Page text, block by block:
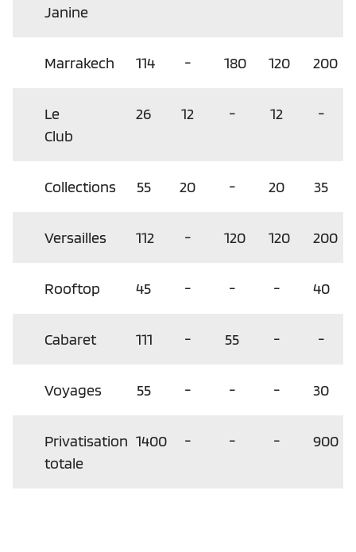
Janine
Marrakech 114 - 180 120 200
Le
Club
26 12 - 12 -
Collections 55 20 - 20 35
Versailles 112 - 120 120 200
Rooftop 45 - - - 40
Cabaret 111 - 55 - -
Voyages 55 - - - 30
Privatisation
totale
1400 - - - 900